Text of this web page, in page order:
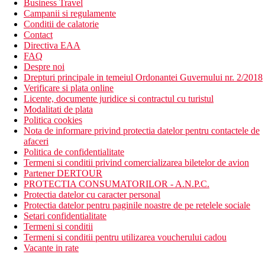
Business Travel
Campanii si regulamente
Conditii de calatorie
Contact
Directiva EAA
FAQ
Despre noi
Drepturi principale in temeiul Ordonantei Guvernului nr. 2/2018
Verificare si plata online
Licente, documente juridice si contractul cu turistul
Modalitati de plata
Politica cookies
Nota de informare privind protectia datelor pentru contactele de
afaceri
Politica de confidentialitate
Termeni si conditii privind comercializarea biletelor de avion
Partener DERTOUR
PROTECTIA CONSUMATORILOR - A.N.P.C.
Protectia datelor cu caracter personal
Protectia datelor pentru paginile noastre de pe retelele sociale
Setari confidentialitate
Termeni si conditii
Termeni si conditii pentru utilizarea voucherului cadou
Vacante in rate